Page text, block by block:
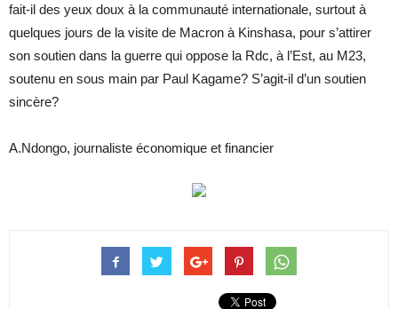
fait-il des yeux doux à la communauté internationale, surtout à
quelques jours de la visite de Macron à Kinshasa, pour s’attirer
son soutien dans la guerre qui oppose la Rdc, à l’Est, au M23,
soutenu en sous main par Paul Kagame? S’agit-il d’un soutien
sincère?
A.Ndongo, journaliste économique et financier